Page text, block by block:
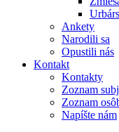
Ankety
Narodili sa
Opustili nás
Kontakt
Kontakty
Zoznam
Zoznam
Napíšte nám